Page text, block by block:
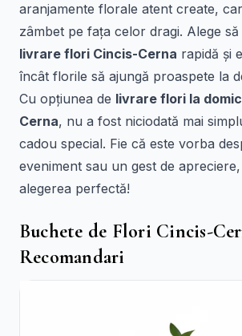
aranjamente florale atent create,
zâmbet pe fața celor dragi. Alege
livrare flori Cincis-Cerna rapidă și
încât florile să ajungă proaspete la
Cu opțiunea de livrare flori la
Cerna, nu a fost niciodată mai
cadou special. Fie că este vorba
eveniment sau un gest de
alegerea perfectă!
Buchete de Flori Cincis-
Recomandari